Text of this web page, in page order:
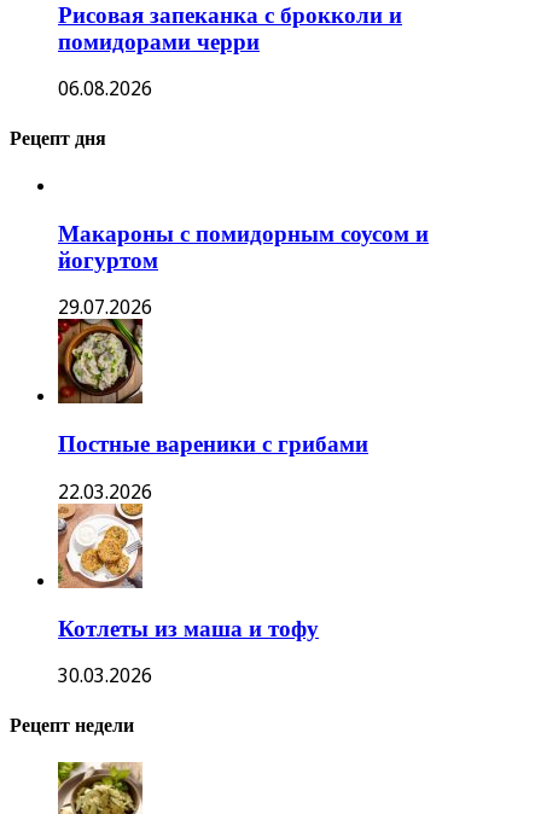
Рисовая запеканка с брокколи и
помидорами черри
06.08.2026
Рецепт дня
Макароны с помидорным соусом и
йогуртом
29.07.2026
Постные вареники с грибами
22.03.2026
Котлеты из маша и тофу
30.03.2026
Рецепт недели